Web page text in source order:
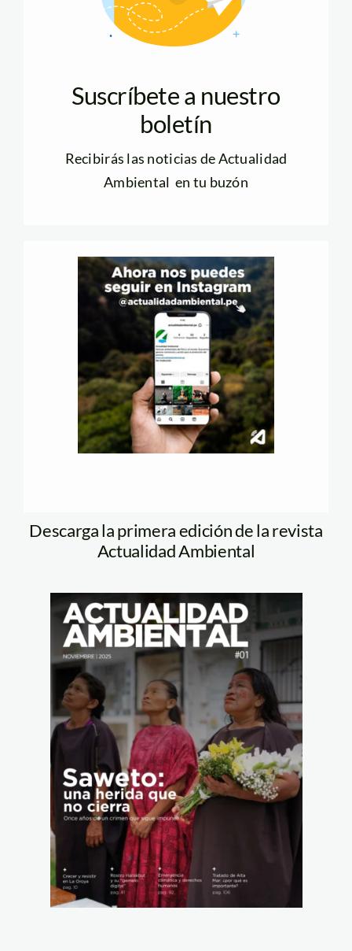
Suscríbete a nuestro
boletín
Recibirás las noticias de Actualidad
Ambiental en tu buzón
Descarga la primera edición de la revista
Actualidad Ambiental